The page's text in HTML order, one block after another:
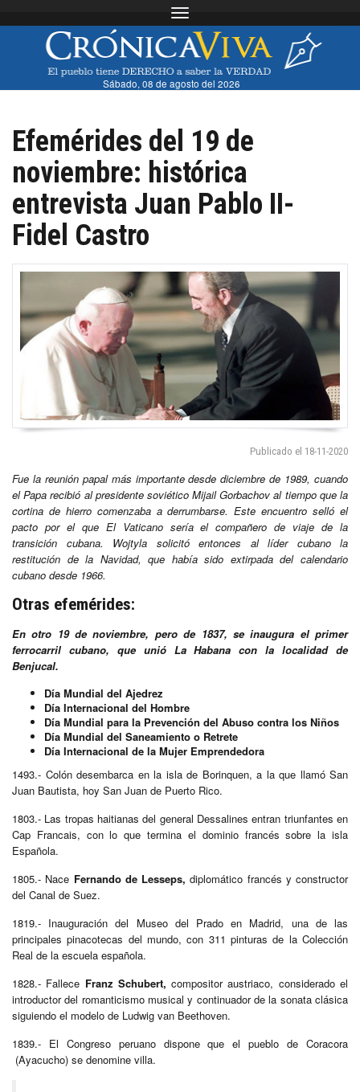
Toggle navigation
Sábado, 08 de agosto del 2026
Efemérides del 19 de
noviembre: histórica
entrevista Juan Pablo II-
Fidel Castro
Publicado el 18-11-2020
Fue la reunión papal más importante desde diciembre de 1989, cuando
el Papa recibió al presidente soviético Mijail Gorbachov al tiempo que la
cortina de hierro comenzaba a derrumbarse. Este encuentro selló el
pacto por el que El Vaticano sería el compañero de viaje de la
transición cubana. Wojtyla solicitó entonces al líder cubano la
restitución de la Navidad, que había sido extirpada del calendario
cubano desde 1966.
Otras efemérides:
En otro 19 de noviembre, pero de 1837, se inaugura el primer
ferrocarril cubano, que unió La Habana con la localidad de
Benjucal.
Día Mundial del Ajedrez
Día Internacional del Hombre
Día Mundial para la Prevención del Abuso contra los Niños
Día Mundial del Saneamiento o Retrete
Día Internacional de la Mujer Emprendedora
1493.- Colón desembarca en la isla de Borinquen, a la que llamó San
Juan Bautista, hoy San Juan de Puerto Rico.
1803.- Las tropas haitianas del general Dessalines entran triunfantes en
Cap Francais, con lo que termina el dominio francés sobre la isla
Española.
1805.- Nace Fernando de Lesseps, diplomático francés y constructor
del Canal de Suez.
1819.- Inauguración del Museo del Prado en Madrid, una de las
principales pinacotecas del mundo, con 311 pinturas de la Colección
Real de la escuela española.
1828.- Fallece Franz Schubert, compositor austriaco, considerado el
introductor del romanticismo musical y continuador de la sonata clásica
siguiendo el modelo de Ludwig van Beethoven.
1839.- El Congreso peruano dispone que el pueblo de Coracora
(Ayacucho) se denomine villa.